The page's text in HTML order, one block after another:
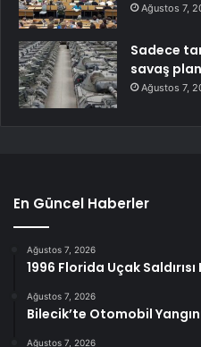
Ağustos 7,
Sadece
savaş
Ağustos 7,
En Güncel Haberler
Ağustos 7, 2026
1996 Florida Uçak Saldırısı
Ağustos 7, 2026
Bilecik’te Otomobil
Ağustos 7, 2026